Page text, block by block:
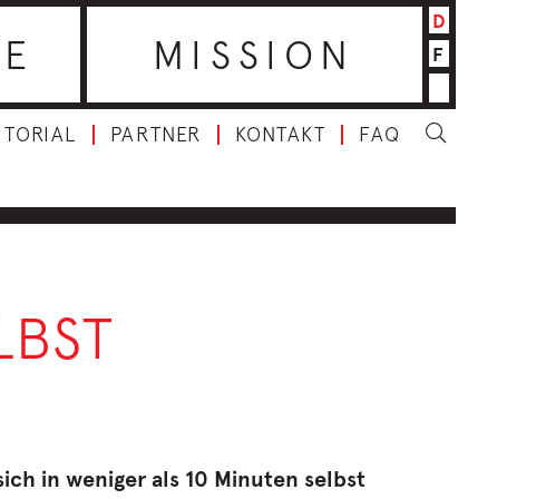
MISSION
D
F
PARTNER KONTAKT FAQ
in weniger als 10 Minuten selbst